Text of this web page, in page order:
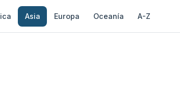
Asia Europa Oceanía A-Z